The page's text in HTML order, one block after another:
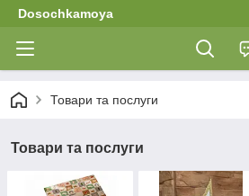
Dosochkamoya
Товари та послуги
Товари та послуги